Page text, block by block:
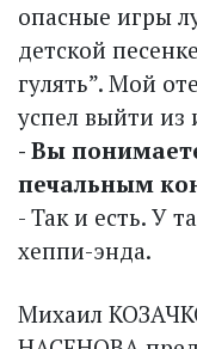
опасные игры
детской
гулять”. Мой
успел выйти из
- Вы
печальным
- Так и есть. У
хеппи-энда.
Михаил